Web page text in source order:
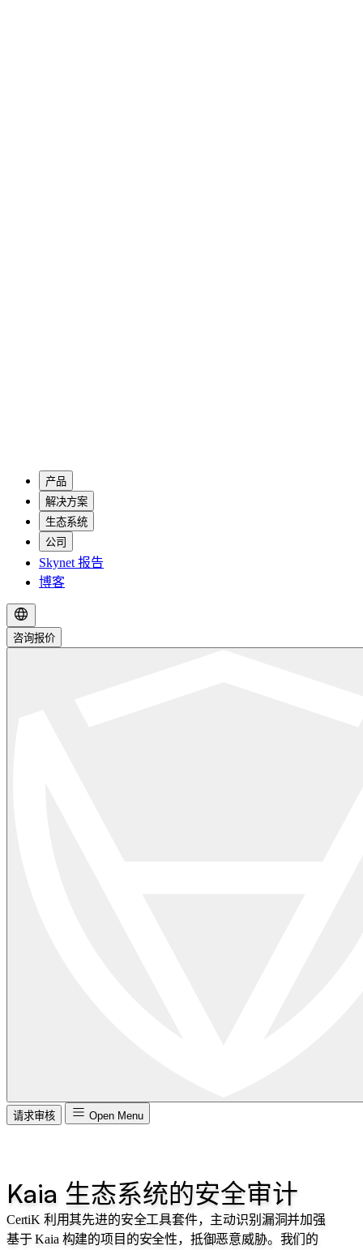
产品
解决方案
生态系统
公司
Skynet 报告
博客
咨询报价
请求审核 Open Menu
Kaia 生态系统的安全审计
CertiK 利用其先进的安全工具套件，主动识别漏洞并加强
基于 Kaia 构建的项目的安全性，抵御恶意威胁。我们的